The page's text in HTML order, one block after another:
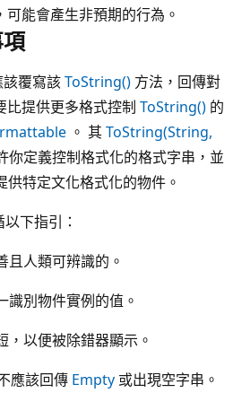
能會產生非預期的行為。
覆寫該ToString() 方法，回傳對
比提供更多格式控制 ToString() 的
。 其ToString(String,
你定義控制格式化的格式字串，並
供特定文化格式化的物件。
下指引：
且人類可辨識的。
識別物件實例的值。
，以便被除錯器顯示。
應該回傳 Empty 或出現空字串。